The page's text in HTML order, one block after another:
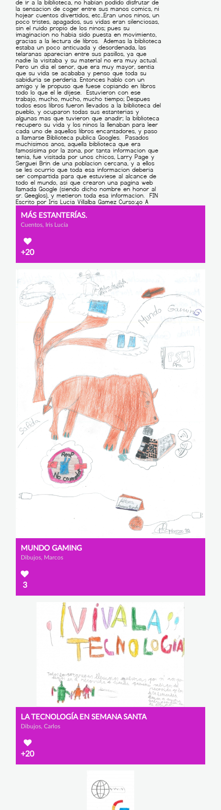
MÁS ESTANTERÍAS.
Cuentos, Iris Lucía
+20
MUNDO GAMING
Dibujos, Marcos
3
LA TECNOLOGÍA EN SEMANA SANTA
Dibujos, Carlos
+20